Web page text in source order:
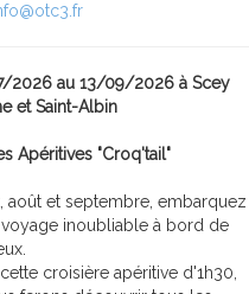
2026 au 13/09/2026 à Scey
et Saint-Albin
Apéritives "Croq'tail"
août et septembre, embarquez
inoubliable à bord de
croisière apéritive d'1h30,